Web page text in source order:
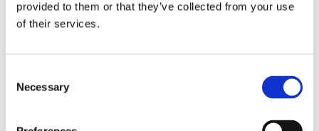
provided to them or that they’ve collected from your use
of their services.
Selection
Necessary
Læs mere